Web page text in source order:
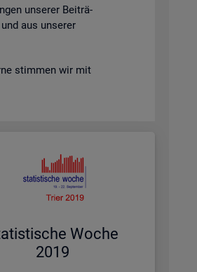
un­se­rer Bei­trä­
aus un­se­rer
stim­men wir mit
Woche
2019